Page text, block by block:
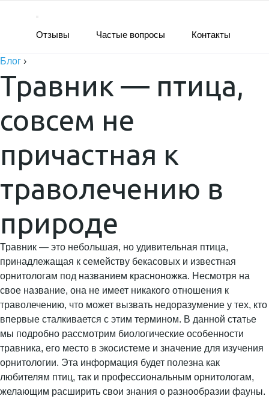
Отзывы Частые вопросы Контакты
Блог ›
Травник — птица,
совсем не
причастная к
траволечению в
природе
Травник — это небольшая, но удивительная птица,
принадлежащая к семейству бекасовых и известная
орнитологам под названием красноножка. Несмотря на
свое название, она не имеет никакого отношения к
траволечению, что может вызвать недоразумение у тех, кто
впервые сталкивается с этим термином. В данной статье
мы подробно рассмотрим биологические особенности
травника, его место в экосистеме и значение для изучения
орнитологии. Эта информация будет полезна как
любителям птиц, так и профессиональным орнитологам,
желающим расширить свои знания о разнообразии фауны.